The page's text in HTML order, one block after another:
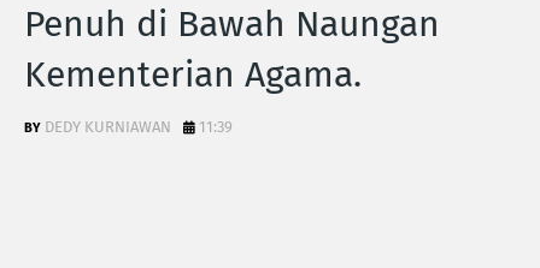
Penuh di Bawah Naungan
Kementerian Agama.
DEDY KURNIAWAN 11:39